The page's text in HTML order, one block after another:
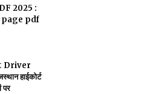
2025 :
pdf
Driver
हाईकोर्ट
पर